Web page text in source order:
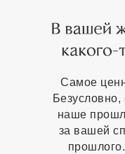
Самое
Безусловно,
наше
за вашей